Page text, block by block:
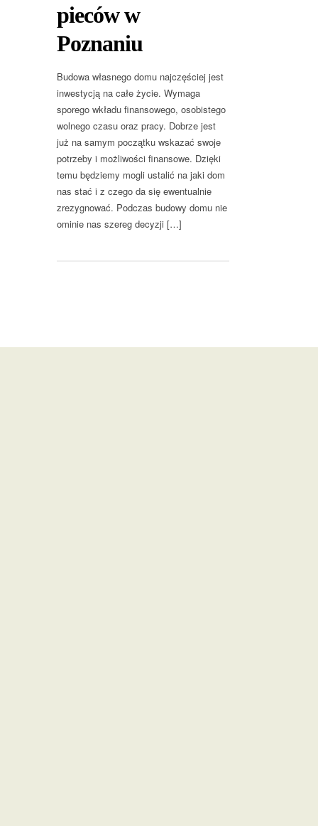
pieców w
Poznaniu
Budowa własnego domu najczęściej jest
inwestycją na całe życie. Wymaga
sporego wkładu finansowego, osobistego
wolnego czasu oraz pracy. Dobrze jest
już na samym początku wskazać swoje
potrzeby i możliwości finansowe. Dzięki
temu będziemy mogli ustalić na jaki dom
nas stać i z czego da się ewentualnie
zrezygnować. Podczas budowy domu nie
ominie nas szereg decyzji […]